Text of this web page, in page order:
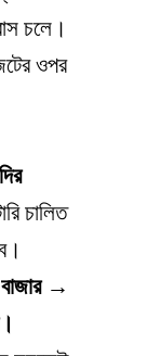
চলে।
ওপর
চালিত
→